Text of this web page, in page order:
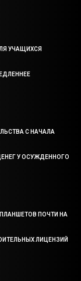
УЧАЩИХСЯ
С НАЧАЛА
У ОСУЖДЕННОГО
ПОЧТИ НА
ЛИЦЕНЗИЙ